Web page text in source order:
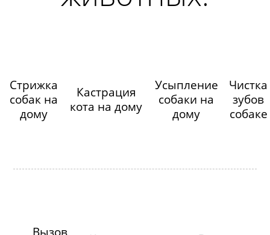
Стрижка
собак на
дому
Кастрация
кота на дому
Усыпление
собаки на
дому
Чистка
зубов
собаке